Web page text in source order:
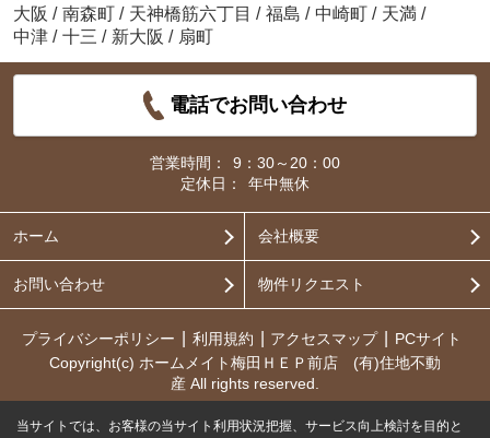
大阪 / 南森町 / 天神橋筋六丁目 / 福島 / 中崎町 / 天満 /
中津 / 十三 / 新大阪 / 扇町
電話でお問い合わせ
営業時間：
9：30～20：00
定休日：
年中無休
ホーム 会社概要
お問い合わせ 物件リクエスト
プライバシーポリシー 利用規約 アクセスマップ
PCサイト
Copyright(c) ホームメイト梅田ＨＥＰ前店 (有)住地不動
産 All rights reserved.
当サイトでは、お客様の当サイト利用状況把握、サービス向上検討を目的と